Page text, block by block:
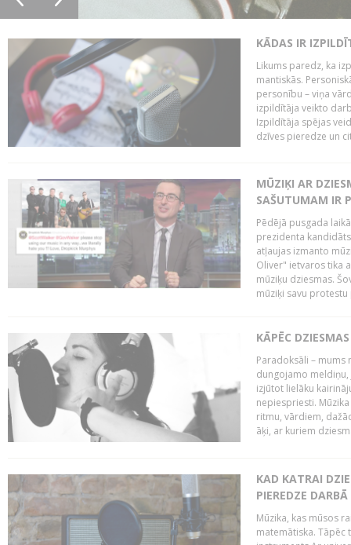
KĀDAS IR
Likums paredz, ka
mantiskās.
personību – viņa
izpildītāja veikto
Izpildītāja spējas
dzīves pieredze un
MŪZIĶI AR
SAŠUTUMAM IR
Pēdējā pusgada
prezidenta
atļaujas izmanto
Oliver" ietvaros tika
mūziķu dziesmas.
mūziķi savu
KĀPĒC
Paradoksāli – mums
dungojamo
izjūtot lielāku
nepiespriesti.
ritmu, vārdiem,
āķi, ar kuriem
KAD KATRAI
PIEREDZE
Mūzika, kas mūsos
matemātiska. Tāpēc